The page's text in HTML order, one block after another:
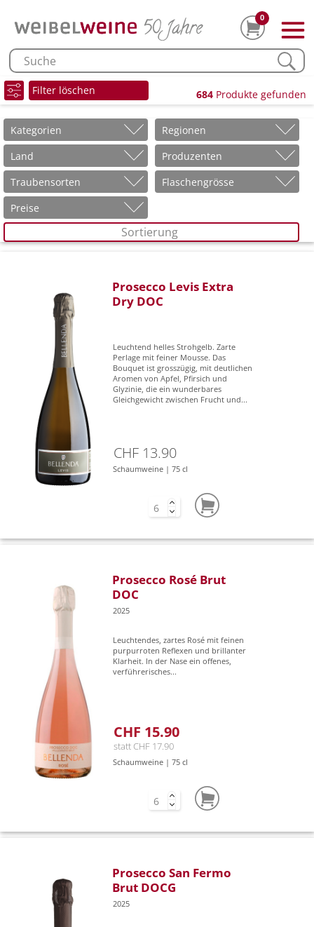
0
Filter löschen 684 Produkte gefunden
Kategorien
Regionen
Land
Produzenten
Traubensorten
Flaschengrösse
Preise
Sortierung
Prosecco Levis Extra
Dry DOC
Leuchtend helles Strohgelb. Zarte
Perlage mit feiner Mousse. Das
Bouquet ist grosszügig, mit deutlichen
Aromen von Apfel, Pfirsich und
Glyzinie, die ein wunderbares
Gleichgewicht zwischen Frucht und...
CHF 13.90
Schaumweine | 75 cl
Prosecco Rosé Brut
DOC
2025
Leuchtendes, zartes Rosé mit feinen
purpurroten Reflexen und brillanter
Klarheit. In der Nase ein offenes,
verführerisches...
CHF 15.90
statt CHF 17.90
Schaumweine | 75 cl
Prosecco San Fermo
Brut DOCG
2025